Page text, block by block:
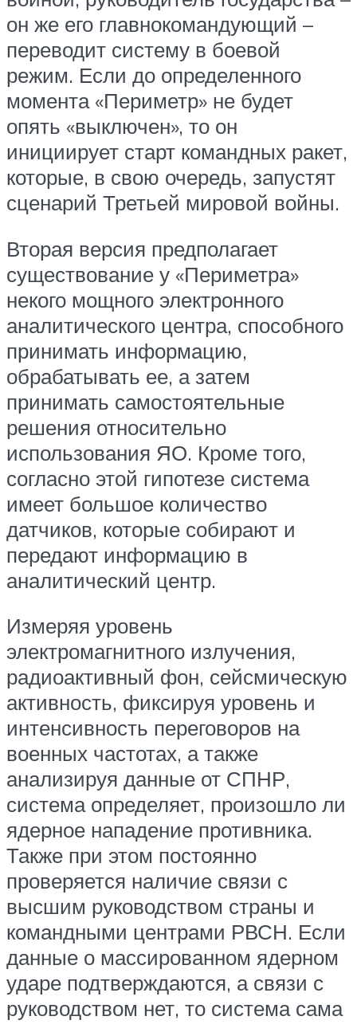
он же его главнокомандующий –
переводит систему в боевой
режим. Если до определенного
момента «Периметр» не будет
опять «выключен», то он
инициирует старт командных ракет,
которые, в свою очередь, запустят
сценарий Третьей мировой войны.
Вторая версия предполагает
существование у «Периметра»
некого мощного электронного
аналитического центра, способного
принимать информацию,
обрабатывать ее, а затем
принимать самостоятельные
решения относительно
использования ЯО. Кроме того,
согласно этой гипотезе система
имеет большое количество
датчиков, которые собирают и
передают информацию в
аналитический центр.
Измеряя уровень
электромагнитного излучения,
радиоактивный фон, сейсмическую
активность, фиксируя уровень и
интенсивность переговоров на
военных частотах, а также
анализируя данные от СПНР,
система определяет, произошло ли
ядерное нападение противника.
Также при этом постоянно
проверяется наличие связи с
высшим руководством страны и
командными центрами РВСН. Если
данные о массированном ядерном
ударе подтверждаются, а связи с
руководством нет, то система сама